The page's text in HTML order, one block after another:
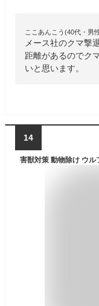
ここあんこう(40代・男
メース社のクマ撃
距離があるのでク
いと思います。
14